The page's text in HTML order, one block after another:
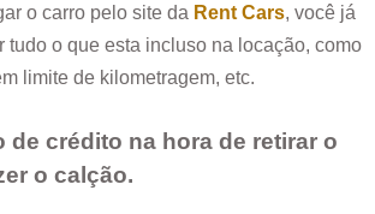
o carro pelo site da Rent Cars, você já
tudo o que esta incluso na locação, como
limite de kilometragem, etc.
de crédito na hora de retirar o
o calção.